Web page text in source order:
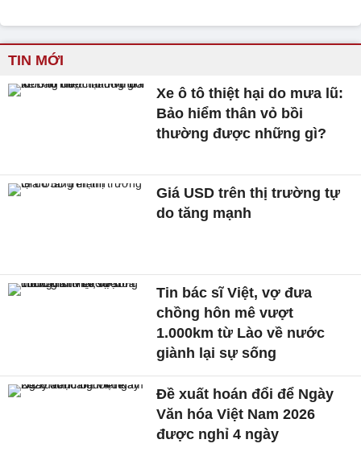
TIN MỚI
Xe ô tô thiệt hại do mưa lũ:
Bảo hiểm thân vỏ bồi
thường được những gì?
Giá USD trên thị trường tự
do tăng mạnh
Tin bác sĩ Việt, vợ đưa
chồng hôn mê vượt
1.000km từ Lào về nước
giành lại sự sống
Đề xuất hoán đổi để Ngày
Văn hóa Việt Nam 2026
được nghỉ 4 ngày